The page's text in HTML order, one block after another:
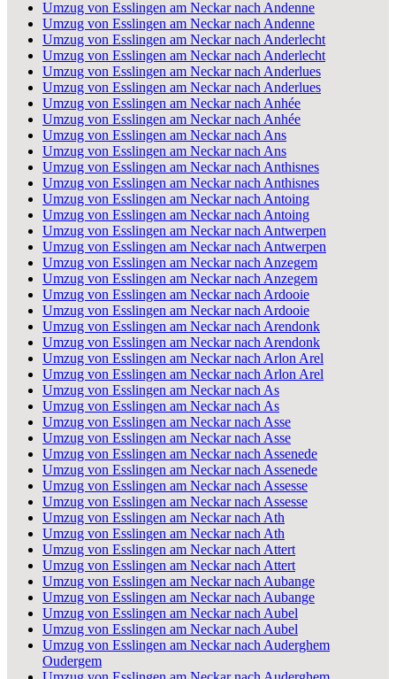
Umzug von Esslingen am Neckar nach Andenne
Umzug von Esslingen am Neckar nach Andenne
Umzug von Esslingen am Neckar nach Anderlecht
Umzug von Esslingen am Neckar nach Anderlecht
Umzug von Esslingen am Neckar nach Anderlues
Umzug von Esslingen am Neckar nach Anderlues
Umzug von Esslingen am Neckar nach Anhée
Umzug von Esslingen am Neckar nach Anhée
Umzug von Esslingen am Neckar nach Ans
Umzug von Esslingen am Neckar nach Ans
Umzug von Esslingen am Neckar nach Anthisnes
Umzug von Esslingen am Neckar nach Anthisnes
Umzug von Esslingen am Neckar nach Antoing
Umzug von Esslingen am Neckar nach Antoing
Umzug von Esslingen am Neckar nach Antwerpen
Umzug von Esslingen am Neckar nach Antwerpen
Umzug von Esslingen am Neckar nach Anzegem
Umzug von Esslingen am Neckar nach Anzegem
Umzug von Esslingen am Neckar nach Ardooie
Umzug von Esslingen am Neckar nach Ardooie
Umzug von Esslingen am Neckar nach Arendonk
Umzug von Esslingen am Neckar nach Arendonk
Umzug von Esslingen am Neckar nach Arlon Arel
Umzug von Esslingen am Neckar nach Arlon Arel
Umzug von Esslingen am Neckar nach As
Umzug von Esslingen am Neckar nach As
Umzug von Esslingen am Neckar nach Asse
Umzug von Esslingen am Neckar nach Asse
Umzug von Esslingen am Neckar nach Assenede
Umzug von Esslingen am Neckar nach Assenede
Umzug von Esslingen am Neckar nach Assesse
Umzug von Esslingen am Neckar nach Assesse
Umzug von Esslingen am Neckar nach Ath
Umzug von Esslingen am Neckar nach Ath
Umzug von Esslingen am Neckar nach Attert
Umzug von Esslingen am Neckar nach Attert
Umzug von Esslingen am Neckar nach Aubange
Umzug von Esslingen am Neckar nach Aubange
Umzug von Esslingen am Neckar nach Aubel
Umzug von Esslingen am Neckar nach Aubel
Umzug von Esslingen am Neckar nach Auderghem
Oudergem